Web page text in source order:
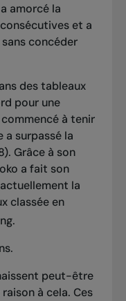
amorcé la
et a
concéder
des tableaux
pour une
commencé à tenir
a surpassé la
Grâce à son
a fait son
la
classée en
peut-être
à cela. Ces